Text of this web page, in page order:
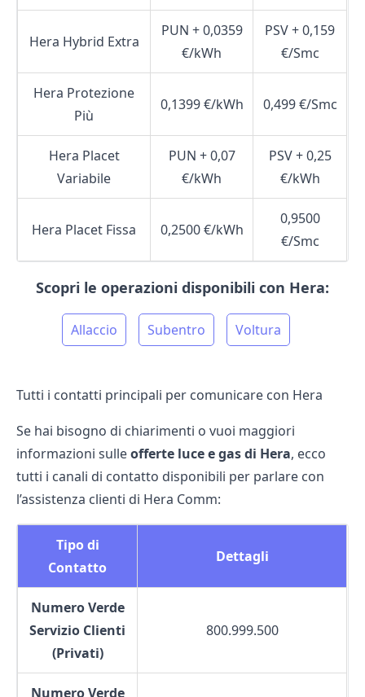
Hera Hybrid Extra
PUN + 0,0359
€/kWh
PSV + 0,159
€/Smc
Hera Protezione
Più
0,1399 €/kWh 0,499 €/Smc
Hera Placet
Variabile
PUN + 0,07
€/kWh
PSV + 0,25
€/kWh
Hera Placet Fissa 0,2500 €/kWh
0,9500
€/Smc
Scopri le operazioni disponibili con Hera:
Allaccio Subentro Voltura
Tutti i contatti principali per comunicare con Hera
Se hai bisogno di chiarimenti o vuoi maggiori
informazioni sulleofferte luce e gas di Hera, ecco
tutti i canali di contatto disponibili per parlare con
l’assistenza clienti di Hera Comm:
Tipo di
Contatto
Dettagli
Numero Verde
Servizio Clienti
(Privati)
800.999.500
Numero Verde